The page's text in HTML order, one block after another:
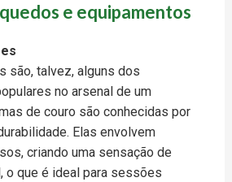
e equipamentos
são, talvez, alguns dos
no arsenal de um
de couro são conhecidas por
Elas envolvem
criando uma sensação de
o que é ideal para sessões